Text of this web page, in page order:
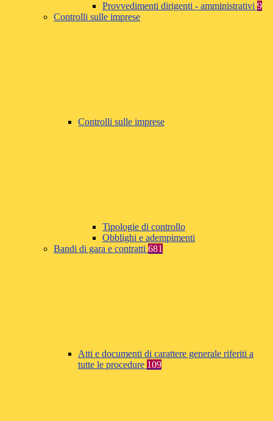
Provvedimenti dirigenti - amministrativi 9
Controlli sulle imprese
Controlli sulle imprese
Tipologie di controllo
Obblighi e adempimenti
Bandi di gara e contratti 681
Atti e documenti di carattere generale riferiti a
tutte le procedure 109